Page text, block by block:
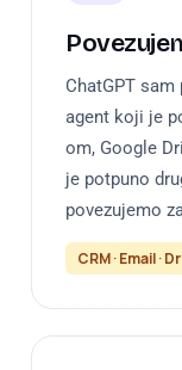
ChatGPT
agent koji je
om, Google
je potpuno
povezujemo
CRM · Email ·